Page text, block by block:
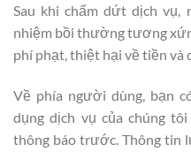
Sau khi chấm dứt dịch vụ,
nhiệm bồi thường tương
phí phạt, thiệt hại về tiền và
Về phía người dùng, bạn
dụng dịch vụ của chúng
thông báo trước. Thông tin